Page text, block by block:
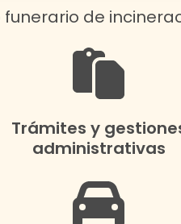
funerario de
Trámites y
administrativas